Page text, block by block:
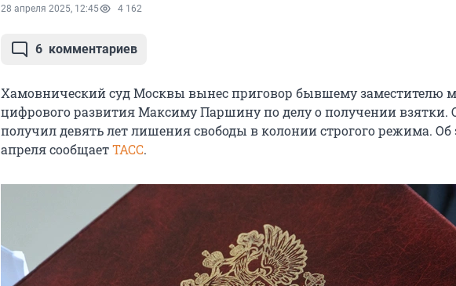
28 апреля 2025, 12:45 4 162
6 комментариев
Хамовнический суд Москвы вынес приговор бывшему заместителю
цифрового развития Максиму Паршину по делу о получении взятки.
получил девять лет лишения свободы в колонии строгого режима. Об
апреля сообщаетТАСС.